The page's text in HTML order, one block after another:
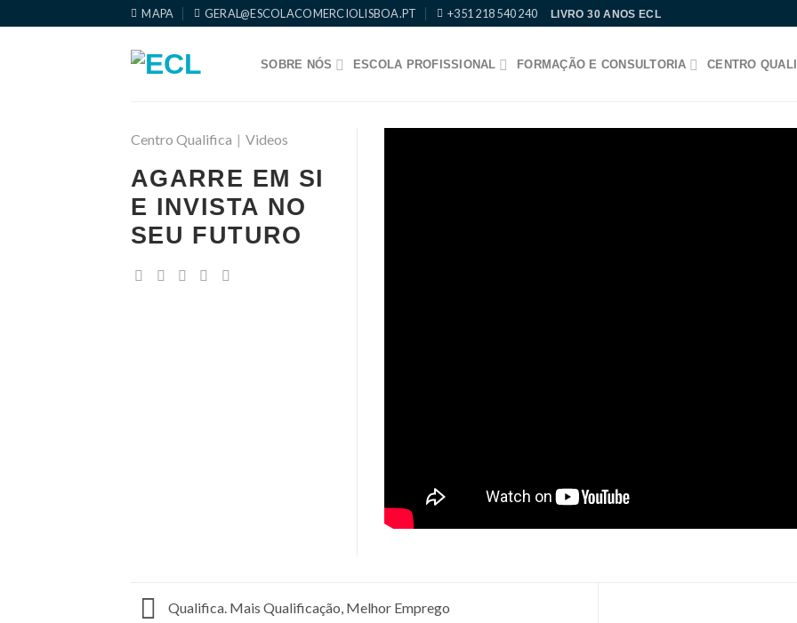
to
MAPA GERAL@ESCOLACOMERCIOLISBOA.PT +351 218 540 240 LIVRO 30 ANOS ECL
SOBRE NÓS ESCOLA PROFISSIONAL FORMAÇÃO E CONSULTORIA CENTRO
Centro Qualifica | Videos
AGARRE EM SI
E INVISTA NO
SEU FUTURO
Qualifica. Mais Qualificação, Melhor Emprego